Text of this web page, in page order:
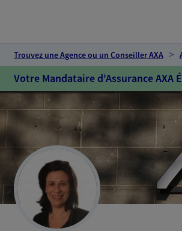
Trouvez une Agence ou un Conseiller AXA
Votre Mandataire d'Assurance AXA